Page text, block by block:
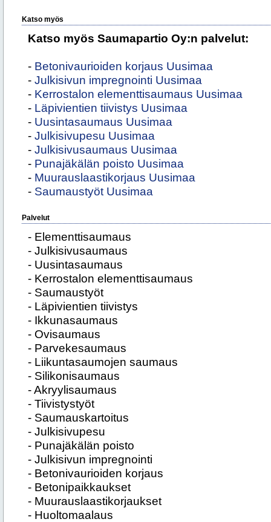
Katso myös
Katso myös Saumapartio Oy:n palvelut:
- Betonivaurioiden korjaus Uusimaa
- Julkisivun impregnointi Uusimaa
- Kerrostalon elementtisaumaus Uusimaa
- Läpivientien tiivistys Uusimaa
- Uusintasaumaus Uusimaa
- Julkisivupesu Uusimaa
- Julkisivusaumaus Uusimaa
- Punajäkälän poisto Uusimaa
- Muurauslaastikorjaus Uusimaa
- Saumaustyöt Uusimaa
Palvelut
- Elementtisaumaus
- Julkisivusaumaus
- Uusintasaumaus
- Kerrostalon elementtisaumaus
- Saumaustyöt
- Läpivientien tiivistys
- Ikkunasaumaus
- Ovisaumaus
- Parvekesaumaus
- Liikuntasaumojen saumaus
- Silikonisaumaus
- Akryylisaumaus
- Tiivistystyöt
- Saumauskartoitus
- Julkisivupesu
- Punajäkälän poisto
- Julkisivun impregnointi
- Betonivaurioiden korjaus
- Betonipaikkaukset
- Muurauslaastikorjaukset
- Huoltomaalaus